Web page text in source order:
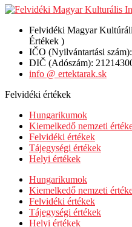
Felvidéki Magyar
Értékek )
IČO (Nyilvántartási
DIČ (Adószám):
info @ ertektarak.sk
Felvidéki értékek
Hungarikumok
Kiemelkedő nemzeti
Felvidéki értékek
Tájegységi értékek
Helyi értékek
Hungarikumok
Kiemelkedő nemzeti
Felvidéki értékek
Tájegységi értékek
Helyi értékek